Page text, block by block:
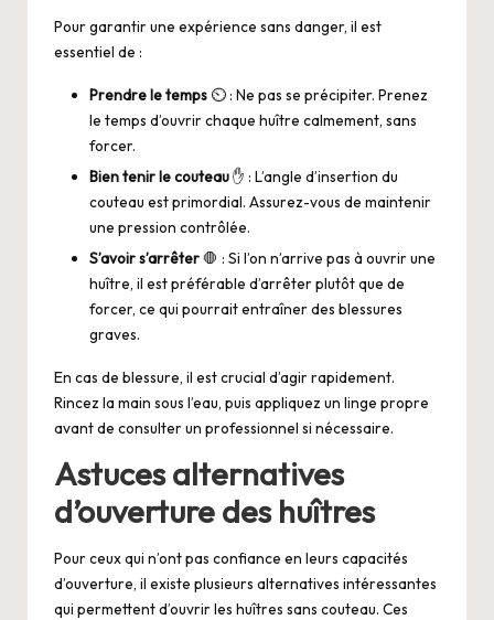
Pour garantir une expérience sans danger, il est
essentiel de :
Prendre le temps ⏲️ : Ne pas se précipiter. Prenez
le temps d’ouvrir chaque huître calmement, sans
forcer.
Bien tenir le couteau✋ : L’angle d’insertion du
couteau est primordial. Assurez-vous de maintenir
une pression contrôlée.
S’avoir s’arrêter🛑 : Si l’on n’arrive pas à ouvrir une
huître, il est préférable d’arrêter plutôt que de
forcer, ce qui pourrait entraîner des blessures
graves.
En cas de blessure, il est crucial d’agir rapidement.
Rincez la main sous l’eau, puis appliquez un linge propre
avant de consulter un professionnel si nécessaire.
Astuces alternatives
d’ouverture des huîtres
Pour ceux qui n’ont pas confiance en leurs capacités
d’ouverture, il existe plusieurs alternatives intéressantes
qui permettent d’ouvrir les huîtres sans couteau. Ces